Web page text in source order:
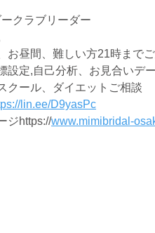
クラブリーダー
お昼間、難しい方21時までご
設定,自己分析、お見合いデ
クール、ダイエットご相談
lin.ee/D9yasPc
ジhttps://www.mimibridal-